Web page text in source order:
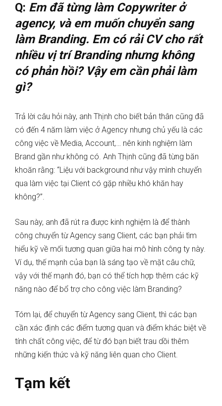
Q: Em đã từng làm Copywriter ở
agency, và em muốn chuyển sang
làm Branding. Em có rải CV cho rất
nhiều vị trí Branding nhưng không
có phản hồi? Vậy em cần phải làm
gì?
Trả lời câu hỏi này, anh Thịnh cho biết bản thân cũng đã
có đến 4 năm làm việc ở Agency nhưng chủ yếu là các
công việc về Media, Account,… nên kinh nghiệm làm
Brand gần như không có. Anh Thịnh cũng đã từng băn
khoăn rằng: “Liệu với background như vậy mình chuyển
qua làm việc tại Client có gặp nhiều khó khăn hay
không?”.
Sau này, anh đã rút ra được kinh nghiệm là để thành
công chuyển từ Agency sang Client, các bạn phải tìm
hiểu kỹ về mối tương quan giữa hai mô hình công ty này.
Ví dụ, thế mạnh của bạn là sáng tạo về mặt câu chữ,
vậy với thế mạnh đó, bạn có thể tích hợp thêm các kỹ
năng nào để bổ trợ cho công việc làm Branding?
Tóm lại, để chuyển từ Agency sang Client, thì các bạn
cần xác định các điểm tương quan và điểm khác biệt về
tính chất công việc, để từ đó bạn biết trau dồi thêm
những kiến thức và kỹ năng liên quan cho Client.
Tạm kết